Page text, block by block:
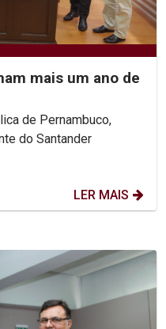
mais um ano de
de Pernambuco,
do Santander
LER MAIS